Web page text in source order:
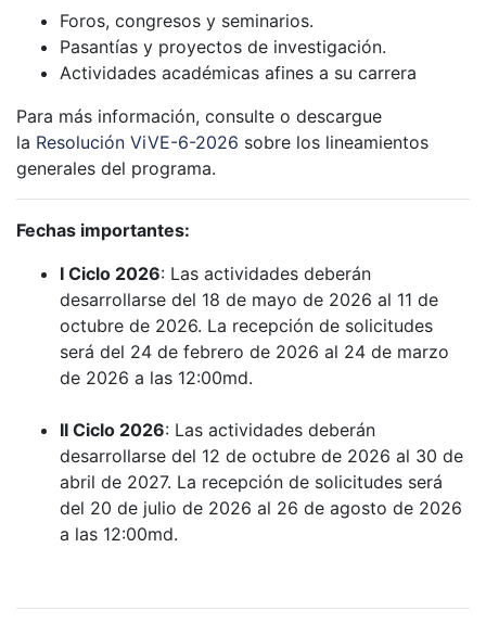
Foros, congresos y seminarios.
Pasantías y proyectos de investigación.
Actividades académicas afines a su carrera
Para más información, consulte o descargue
la Resolución ViVE-6-2026 sobre los lineamientos
generales del programa.
Fechas importantes:
I Ciclo 2026: Las actividades deberán
desarrollarse del 18 de mayo de 2026 al 11 de
octubre de 2026. La recepción de solicitudes
será del 24 de febrero de 2026 al 24 de marzo
de 2026 a las 12:00md.
II Ciclo 2026: Las actividades deberán
desarrollarse del 12 de octubre de 2026 al 30 de
abril de 2027. La recepción de solicitudes será
del 20 de julio de 2026 al 26 de agosto de 2026
a las 12:00md.